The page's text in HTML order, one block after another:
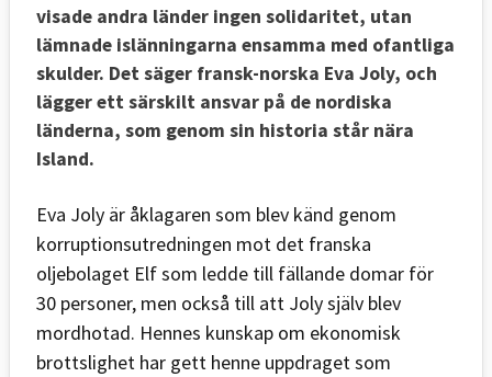
visade andra länder ingen solidaritet, utan
lämnade islänningarna ensamma med ofantliga
skulder. Det säger fransk-norska Eva Joly, och
lägger ett särskilt ansvar på de nordiska
länderna, som genom sin historia står nära
Island.
Eva Joly är åklagaren som blev känd genom
korruptionsutredningen mot det franska
oljebolaget Elf som ledde till fällande domar för
30 personer, men också till att Joly själv blev
mordhotad. Hennes kunskap om ekonomisk
brottslighet har gett henne uppdraget som